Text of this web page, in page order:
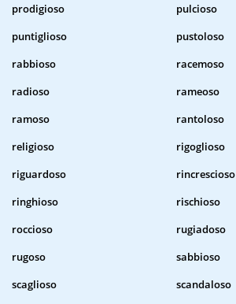
prodigioso
pulcioso
puntiglioso
pustoloso
rabbioso
racemoso
radioso
rameoso
ramoso
rantoloso
religioso
rigoglioso
riguardoso
rincrescioso
ringhioso
rischioso
roccioso
rugiadoso
rugoso
sabbioso
scaglioso
scandaloso